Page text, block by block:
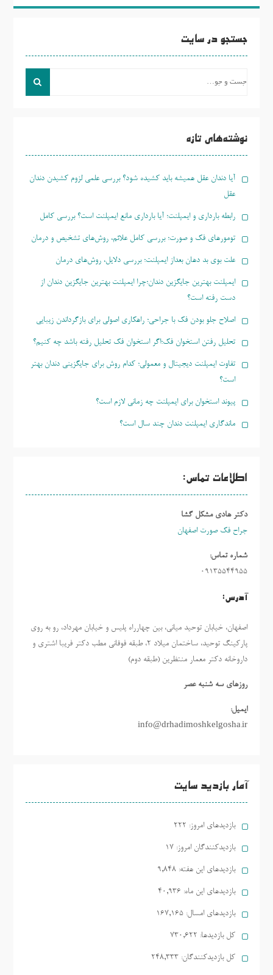
نوشته
جستجو در سایت
نوشته‌های تازه
آیا دندان عقل همیشه باید کشیده شود؟ بررسی علمی لزوم کشیدن دندان
عقل
رابطه بارداری و ایمپلنت؛ آیا بارداری مانع ایمپلنت است؟ بررسی کامل
تومورهای فک و صورت؛ بررسی کامل علائم، روش‌های تشخیص و درمان
علت بوی بد دهان بعداز ایمپلنت؛ بررسی دلایل، روش‌های درمان
ایمپلنت بهترین جایگزین دندان؛چرا ایمپلنت بهترین جایگزین دندان از
دست رفته است؟
اصلاح جلو بودن فک با جراحی؛ راهکاری اصولی برای بازگرداندن زیبایی
تحلیل رفتن استخوان فک؛اگر استخوان فک تحلیل رفته باشد چه کنیم؟
تفاوت ایمپلنت دیجیتال و معمولی؛ کدام روش برای جایگزینی دندان بهتر
است؟
پیوند استخوان برای ایمپلنت چه زمانی لازم است؟
ماندگاری ایمپلنت دندان چند سال است؟
اطلاعات تماس:
دکتر هادی مشکل گشا
جراح فک صورت اصفهان
شماره تماس:
09135544955
آدرس:
اصفهان، خیابان توحید میانی، بین چهارراه پلیس و خیابان مهرداد، رو به روی
پارکینگ توحید، ساختمان میلاد ٢، طبقه فوقانی مطب دکتر فریبا اشتری و
داروخانه دکتر معمار منتظرین (طبقه دوم)
روزهاي سه شنبه عصر
ایمیل:
info@drhadimoshkelgosha.ir
آمار بازدید سایت
بازدیدهای امروز: 222
بازدیدکنندگان امروز: 17
بازدیدهای این هفته: 9,848
بازدیدهای این ماه: 40,936
بازدیدهای امسال: 167,165
کل بازدیدها: 730,622
کل بازدیدکنند‌گان: 248,333